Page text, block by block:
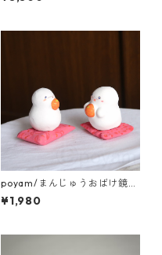
poyam/まんじゅうおばけ鏡も
ち
¥1,980